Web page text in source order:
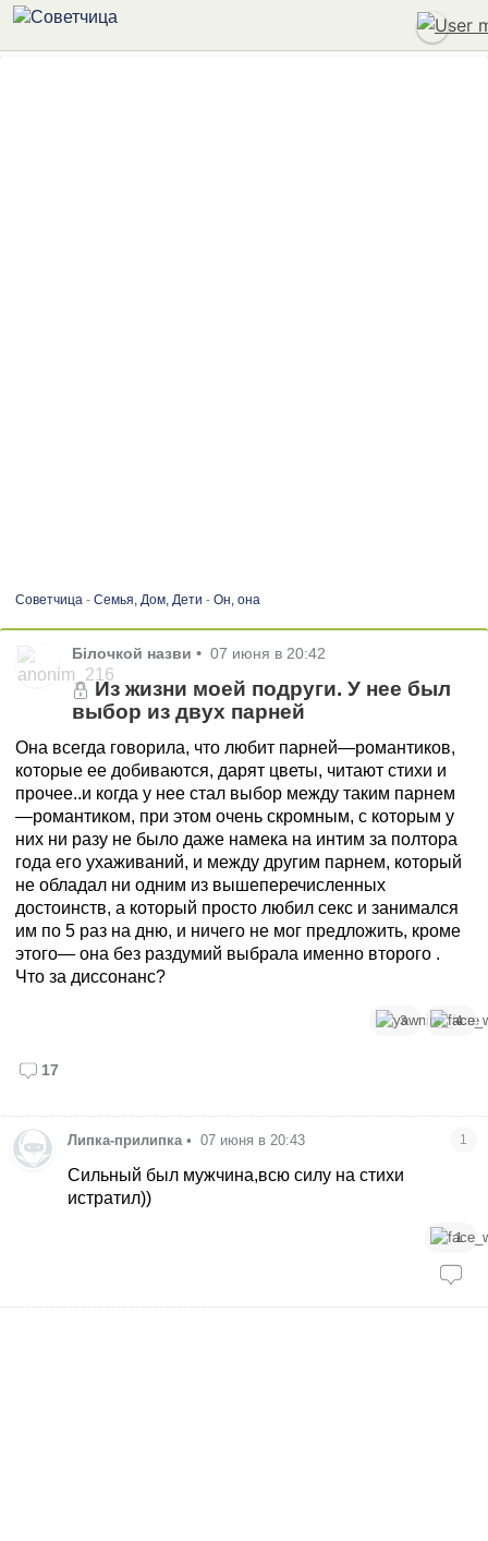
Советчица- Семья, Дом, Дети - Он, она
Білочкой назви • 07 июня в 20:42
Из жизни моей подруги. У нее был
выбор из двух парней
Она всегда говорила, что любит парней—романтиков,
которые ее добиваются, дарят цветы, читают стихи и
прочее..и когда у нее стал выбор между таким парнем
—романтиком, при этом очень скромным, с которым у
них ни разу не было даже намека на интим за полтора
года его ухаживаний, и между другим парнем, который
не обладал ни одним из вышеперечисленных
достоинств, а который просто любил секс и занимался
им по 5 раз на дню, и ничего не мог предложить, кроме
этого— она без раздумий выбрала именно второго .
Что за диссонанс?
3 4
17
Липка-прилипка • 07 июня в 20:43 1
Сильный был мужчина,всю силу на стихи
истратил))
1